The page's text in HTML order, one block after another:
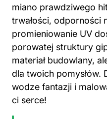
miano prawdziwego
trwałości, odporności
promieniowanie UV
porowatej struktury
materiał budowlany,
dla twoich pomysłów.
wodze fantazji i
ci serce!